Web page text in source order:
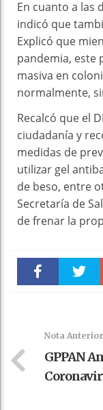
En cuanto a las
indicó que
Explicó que
pandemia, este
masiva en
normalmente,
Recalcó que el
ciudadanía y
medidas de
utilizar gel
de beso, entre
Secretaría de
de frenar la
Nota Anterior
GPPAN